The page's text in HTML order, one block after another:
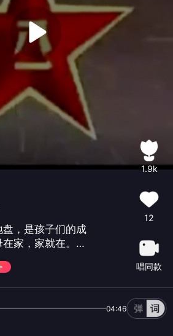
，是孩子们的成
家，家就在。父
站，避风的港
举庝爱自己的儿
母！有孝心，福
和鼓励！）千万
1.9k
12
唱同款
04:46